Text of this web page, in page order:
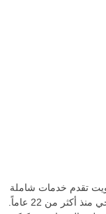
تقدم خدمات شاملة
ومتطورة في مجال تسليك المجاري والصرف الصحي منذ أكثر من 22 عاماً.